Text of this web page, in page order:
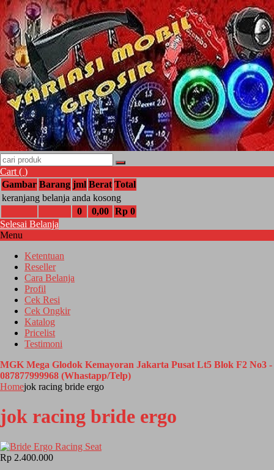
Cart ( )
Gambar Barang jml Berat Total
keranjang belanja anda kosong
0
0,00 Rp 0
Selesai Belanja
Menu
Ketentuan
Reseller
Cara Belanja
Profil
Cek Resi
Cek Ongkir
Katalog
Pricelist
Testimoni
MGK Mega Glodok Kemayoran Jakarta Pusat Lt5 Blok F2 No3 -
087877999968 (Whastapp/Telp)
Homejok racing bride ergo
jok racing bride ergo
Rp 2.400.000